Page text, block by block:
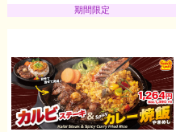
期間限定